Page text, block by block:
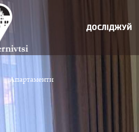
ДОСЛІДЖУЙ
Апартаменти